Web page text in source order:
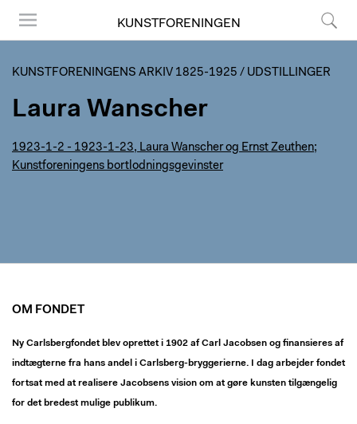
KUNSTFORENINGEN
KUNSTFORENINGENS ARKIV 1825-1925 / UDSTILLINGER
Laura Wanscher
1923-1-2 - 1923-1-23, Laura Wanscher og Ernst Zeuthen;
Kunstforeningens bortlodningsgevinster
OM FONDET
Ny Carlsbergfondet blev oprettet i 1902 af Carl Jacobsen og finansieres af
indtægterne fra hans andel i Carlsberg-bryggerierne. I dag arbejder fondet
fortsat med at realisere Jacobsens vision om at gøre kunsten tilgængelig
for det bredest mulige publikum.